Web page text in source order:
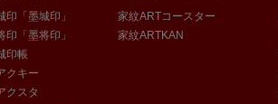
印「墨城印」
印「墨将印」
印帳
クキー
クスタ
家紋ARTコースター
家紋ARTKAN